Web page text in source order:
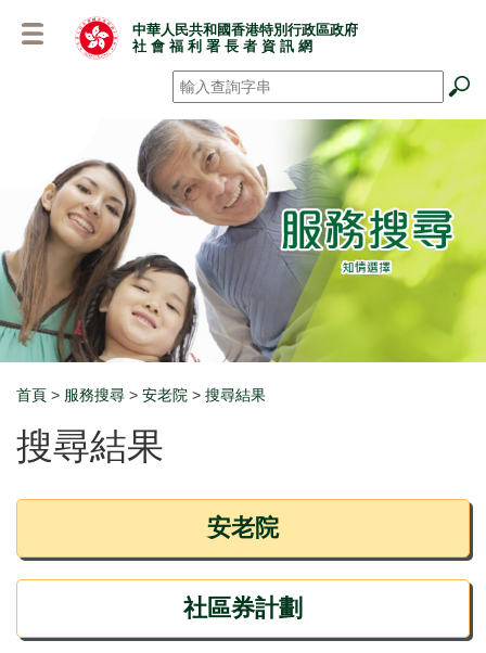
中華人民共和國香港特別行政區政府
社 會 福 利 署 長 者 資 訊 網
搜尋 *
Breadcrumb
首頁 > 服務搜尋 > 安老院 > 搜尋結果
搜尋結果
安老院
社區券計劃